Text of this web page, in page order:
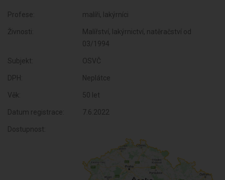
Profese: malíři, lakýrníci
Živnosti:
Malířství, lakýrnictví, natěračství od
03/1994
Subjekt: OSVČ
DPH: Neplátce
Věk: 50 let
Datum registrace: 7.6.2022
Dostupnost: